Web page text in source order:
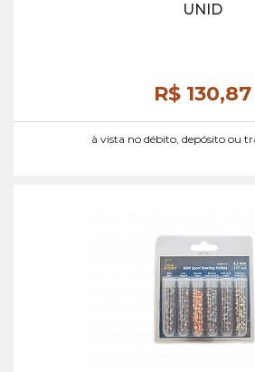
UNID
R$ 130,87
à vista no débito, depósito ou